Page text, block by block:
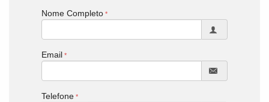
Nome Completo
Email
Telefone